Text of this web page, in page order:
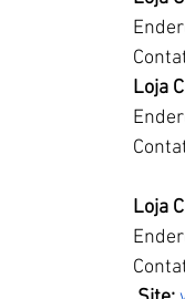
Loja
Loja